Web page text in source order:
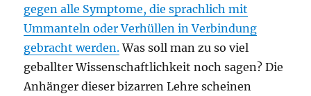
gegen alle Symptome, die sprachlich mit
Ummanteln oder Verhüllen in Verbindung
gebracht werden.Was soll man zu so viel
geballter Wissenschaftlichkeit noch sagen? Die
Anhänger dieser bizarren Lehre scheinen